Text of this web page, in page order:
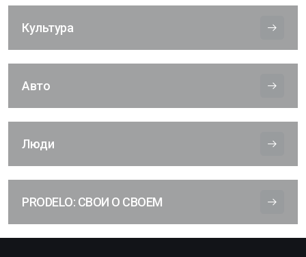
Культура
Авто
Люди
PRODELO: СВОИ О СВОЕМ